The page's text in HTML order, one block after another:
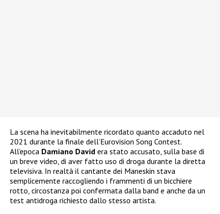
La scena ha inevitabilmente ricordato quanto accaduto nel
2021 durante la finale dell’Eurovision Song Contest.
All’epoca Damiano David era stato accusato, sulla base di
un breve video, di aver fatto uso di droga durante la diretta
televisiva. In realtà il cantante dei Maneskin stava
semplicemente raccogliendo i frammenti di un bicchiere
rotto, circostanza poi confermata dalla band e anche da un
test antidroga richiesto dallo stesso artista.